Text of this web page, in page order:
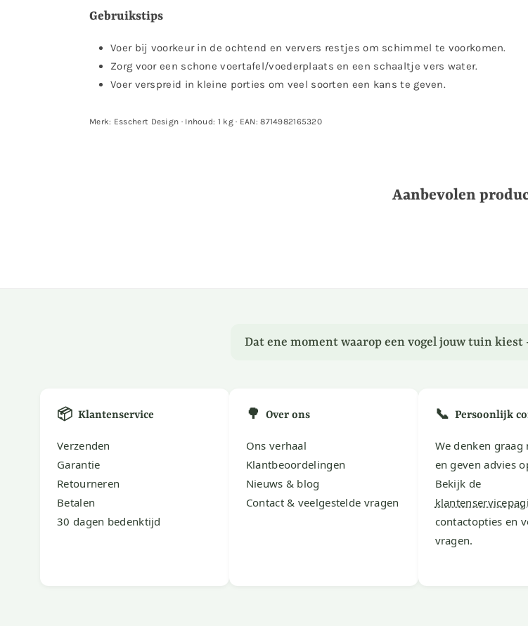
Gebruikstips
Voer bij voorkeur in de ochtend en ververs restjes om schimmel te voorkomen.
Zorg voor een schone voertafel/voederplaats en een schaaltje vers water.
Voer verspreid in kleine porties om veel soorten een kans te geven.
Merk: Esschert Design · Inhoud: 1 kg · EAN: 8714982165320
Aanbevolen
Dat ene moment waarop een vogel jouw tuin
📦 Klantenservice
Verzenden
Garantie
Retourneren
Betalen
30 dagen bedenktijd
🌳 Over ons
Ons verhaal
Klantbeoordelingen
Nieuws & blog
Contact & veelgestelde vragen
📞 Persoonlijk
We denken graag
en geven advies
Bekijk de
contactopties en
vragen.